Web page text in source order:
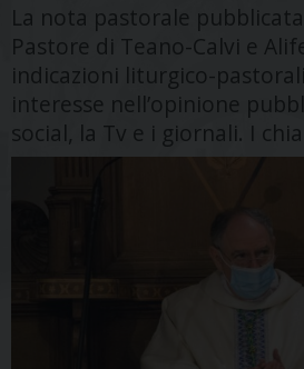
La nota pastorale
Pastore di Teano-Calvi e
indicazioni liturgico-
interesse nell’opinione
social, la Tv e i giornali. I